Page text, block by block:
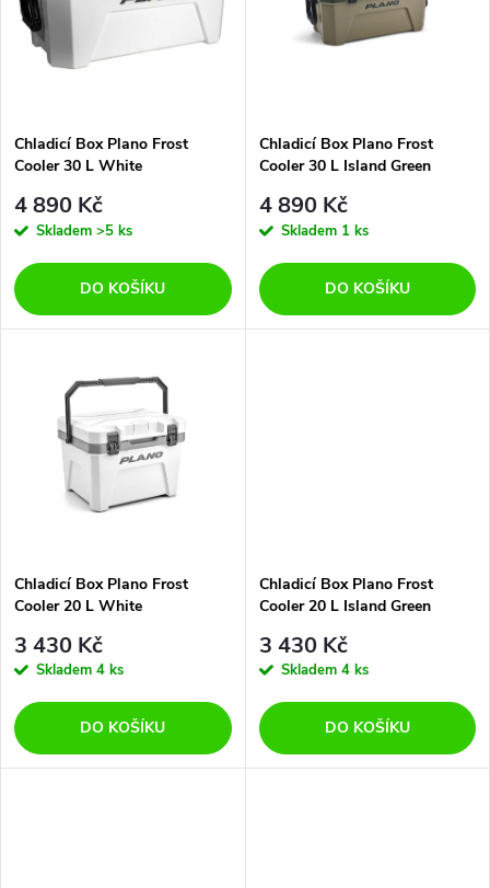
n
p
r
o
d
p
s
p
r
o
ů
Chladicí Box Plano Frost
Cooler 30 L White
4 890 Kč
Skladem >5 ks
DO KOŠÍKU
Chladicí Box Plano Frost
Cooler 30 L Island Green
4 890 Kč
Skladem 1 ks
DO KOŠÍKU
Chladicí Box Plano Frost
Cooler 20 L White
3 430 Kč
Skladem 4 ks
DO KOŠÍKU
Chladicí Box Plano Frost
Cooler 20 L Island Green
3 430 Kč
Skladem 4 ks
DO KOŠÍKU